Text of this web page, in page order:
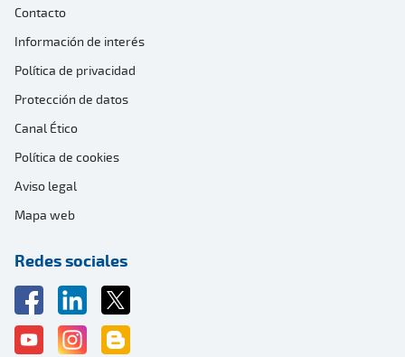
Contacto
Información de interés
Política de privacidad
Protección de datos
Canal Ético
Política de cookies
Aviso legal
Mapa web
Redes sociales